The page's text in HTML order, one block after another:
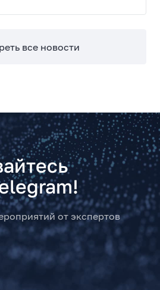
все новости
от экспертов